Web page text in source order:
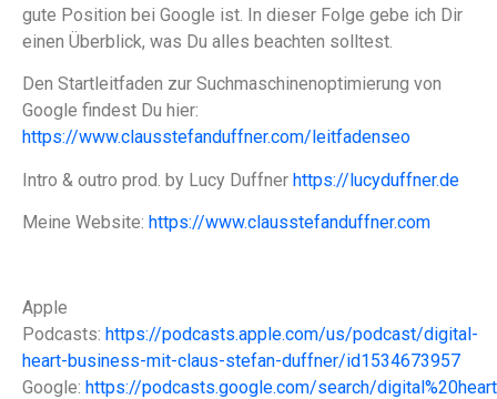
gute Position bei Google ist. In dieser Folge gebe ich Dir
einen Überblick, was Du alles beachten solltest.
Den Startleitfaden zur Suchmaschinenoptimierung von
Google findest Du hier:
https://www.clausstefanduffner.com/leitfadenseo
Intro & outro prod. by Lucy Duffner https://lucyduffner.de
Meine Website: https://www.clausstefanduffner.com
Apple
Podcasts: https://podcasts.apple.com/us/podcast/digital-
heart-business-mit-claus-stefan-duffner/id1534673957
Google: https://podcasts.google.com/search/